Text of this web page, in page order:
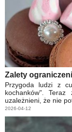
Zalety
Przygoda ludzi z
kochanków".
uzależnieni, że nie
2026-04-12